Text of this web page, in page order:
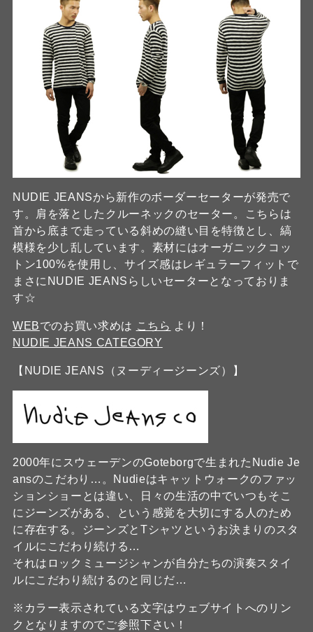
NUDIE JEANSから新作のボーダーセーターが発売で
す。肩を落としたクルーネックのセーター。こちらは
首から底まで走っている斜めの縫い目を特徴とし、縞
模様を少し乱しています。素材にはオーガニックコッ
トン100%を使用し、サイズ感はレギュラーフィットで
まさにNUDIE JEANSらしいセーターとなっておりま
す☆
WEBでのお買い求めは こちら より！
NUDIE JEANS CATEGORY
【NUDIE JEANS（ヌーディージーンズ）】
2000年にスウェーデンのGoteborgで生まれたNudie Je
ansのこだわり…。Nudieはキャットウォークのファッ
ションショーとは違い、日々の生活の中でいつもそこ
にジーンズがある、という感覚を大切にする人のため
に存在する。ジーンズとTシャツというお決まりのスタ
イルにこだわり続ける…
それはロックミュージシャンが自分たちの演奏スタイ
ルにこだわり続けるのと同じだ…
※カラー表示されている文字はウェブサイトへのリン
クとなりますのでご参照下さい！